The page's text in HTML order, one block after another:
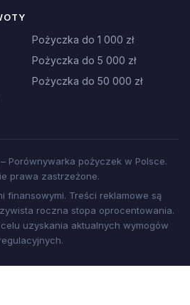
Pożyczka do 1 000 zł
Pożyczka do 5 000 zł
Pożyczka do 50 000 zł
Porównywarka pożyczek w Polsce.
prawa zastrzeżone.
finansowymi. Treści reklamowe są
roczna stopa oprocentowania.
celu uzyskania aktualnych wymogów